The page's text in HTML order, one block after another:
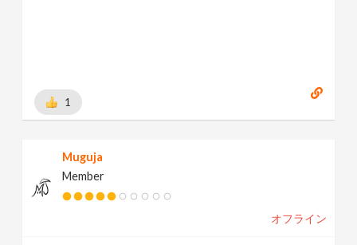
1
Muguja
Member
オフライン